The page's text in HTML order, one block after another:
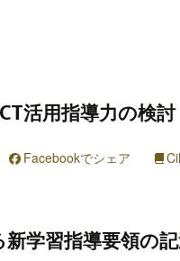
活用指導力の検討
Facebookでシェア
学習指導要領の